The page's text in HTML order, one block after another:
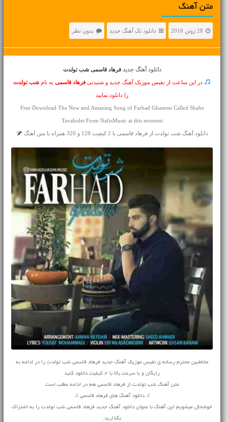
متن آهنگ
28 ژوئن 2018 دانلود تک آهنگ جدید بدون نظر
دانلود آهنگ جدید فرهاد قاسمی شب تولدت
در این ساعت از نفیس موزیک آهنگ جدید و شنیدنی فرهاد قاسمیبه نام شب تولدت
را دانلود نمایید
Free Download The New and Amazing Song of Farhad Ghasemi Called Shabe
Tavalodet From NafisMusic at this moment
دانلود آهنگ شب تولدت از فرهاد قاسمی با 2 کیفیت 128 و 320 همراه با متن آهنگ
مخاطبین محترم رسانه ی نفیس موزیک آهنگ جدید فرهاد قاسمی شب تولدت را در ادامه به
رایگان و با سرعت بالا با 2 کیفیت دانلود کنید
متن آهنگ شب تولدت از فرهاد قاسمی هم در ادامه مطلب است
♫ دانلود آهنگ های فرهاد قاسمی ♫
خوشحال میشویم این آهنگ با عنوان دانلود آهنگ جدید فرهاد قاسمی شب تولدت را به اشتراک
بگذارید.